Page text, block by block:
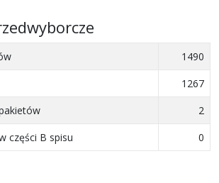
1490
1267
2
części B spisu
0